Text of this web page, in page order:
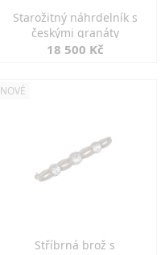
Starožitný náhrdelník s
českými granáty
18 500 Kč
NOVÉ
Stříbrná brož s